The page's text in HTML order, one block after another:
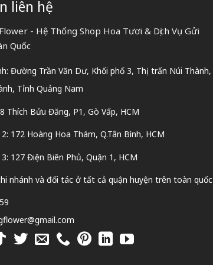
liên hệ
- Hệ Thống Shop Hoa Tươi & Dịch Vụ Gửi
Quốc
Đường Trần Văn Dư, Khối phố 3, Thị trấn Núi Thành,
Tỉnh Quảng Nam
Thích Bửu Đăng, P1, Gò Vấp, HCM
172 Hoàng Hoa Thám, Q.Tân Bình, HCM
127 Điện Biên Phủ, Quận 1, HCM
nhánh và đối tác ở tất cả quận huyện trên toàn quốc